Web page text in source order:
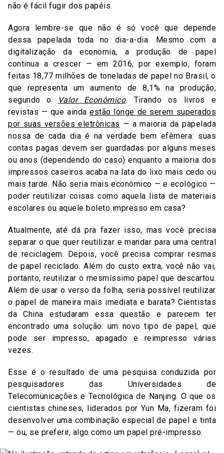
não é fácil fugir dos papéis.
Agora lembre-se que não é só você que depende
dessa papelada toda no dia-a-dia. Mesmo com a
digitalização da economia, a produção de papel
continua a crescer — em 2016, por exemplo, foram
feitas 18,77 milhões de toneladas de papel no Brasil, o
que representa um aumento de 8,1% na produção,
segundo o
Valor Econômico. Tirando os livros e
revistas — que aindaestão longe de serem superados
por suas versões eletrônicas — a maioria da papelada
nossa de cada dia é na verdade bem efêmera: suas
contas pagas devem ser guardadas por alguns meses
ou anos (dependendo do caso) enquanto a maioria dos
impressos caseiros acaba na lata do lixo mais cedo ou
mais tarde. Não seria mais econômico — e ecológico —
poder reutilizar coisas como aquela lista de materiais
escolares ou aquele boleto impresso em casa?
Atualmente, até dá pra fazer isso, mas você precisa
separar o que quer reutilizar e mandar para uma central
de reciclagem. Depois, você precisa comprar resmas
de papel reciclado. Além do custo extra, você não vai,
portanto, reutilizar o mesmíssimo papel que descartou.
Além de usar o verso da folha, seria possível reutilizar
o papel de maneira mais imediata e barata? Cientistas
da China estudaram essa questão e parecem ter
encontrado uma solução: um novo tipo de papel, que
pode ser impresso, apagado e reimpresso várias
vezes.
Esse é o resultado de uma pesquisa conduzida por
pesquisadores das Universidades de
Telecomunicações e Tecnológica de Nanjing. O que os
cientistas chineses, liderados por Yun Ma, fizeram foi
desenvolver uma combinação especial de papel e tinta
— ou, se preferir, algo como um papel pré-impresso.